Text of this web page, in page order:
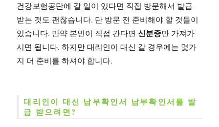
건강보험공단에 갈 일이 있다면 직접 방문해서 발급
받는 것도 괜찮습니다. 단 방문 전 준비해야 할 것들이
있습니다. 만약 본인이 직접 간다면신분증만 가져가
시면 됩니다. 하지만 대리인이 대신 갈 경우에는 몇가
지 더 준비를 하셔야 합니다.
대리인이 대신 납부확인서 납부확인서를 발
급 받으려면?